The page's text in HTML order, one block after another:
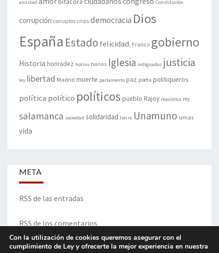
amistad Constitución
corrupción corruptos crisis democracia Dios
España Estado felicidad. Franco gobierno
Historia honradez hotros hunos Iglesia indignados justicia
ley libertad Madrid muerte parlamento paz poeta politiqueros
política político políticos pueblo Rajoy república rey
salamanca sociedad solidaridad tierra Unamuno urnas
vida
META
RSS de las entradas
RSS de los comentarios
Con la utilización de cookies queremos asegurar con el
cumplimiento de Ley y ofrecerte la mejor experiencia en nuestra